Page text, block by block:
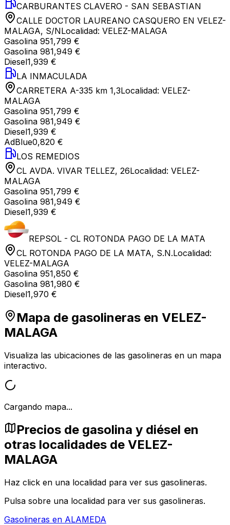
CARBURANTES CLAVERO - SAN SEBASTIAN
CALLE DOCTOR LAUREANO CASQUERO EN VELEZ-
MALAGA, S/NLocalidad: VELEZ-MALAGA
Gasolina 951,799 €
Gasolina 981,949 €
Diesel1,939 €
LA INMACULADA
CARRETERA A-335 km 1,3Localidad: VELEZ-
MALAGA
Gasolina 951,799 €
Gasolina 981,949 €
Diesel1,939 €
AdBlue0,820 €
LOS REMEDIOS
CL AVDA. VIVAR TELLEZ, 26Localidad: VELEZ-
MALAGA
Gasolina 951,799 €
Gasolina 981,949 €
Diesel1,939 €
REPSOL - CL ROTONDA PAGO DE LA MATA
CL ROTONDA PAGO DE LA MATA, S.N.Localidad:
VELEZ-MALAGA
Gasolina 951,850 €
Gasolina 981,980 €
Diesel1,970 €
Mapa de gasolineras en VELEZ-
MALAGA
Visualiza las ubicaciones de las gasolineras en un mapa
interactivo.
Cargando mapa...
Precios de gasolina y diésel en
otras localidades de VELEZ-
MALAGA
Haz click en una localidad para ver sus gasolineras.
Pulsa sobre una localidad para ver sus gasolineras.
Gasolineras en ALAMEDA